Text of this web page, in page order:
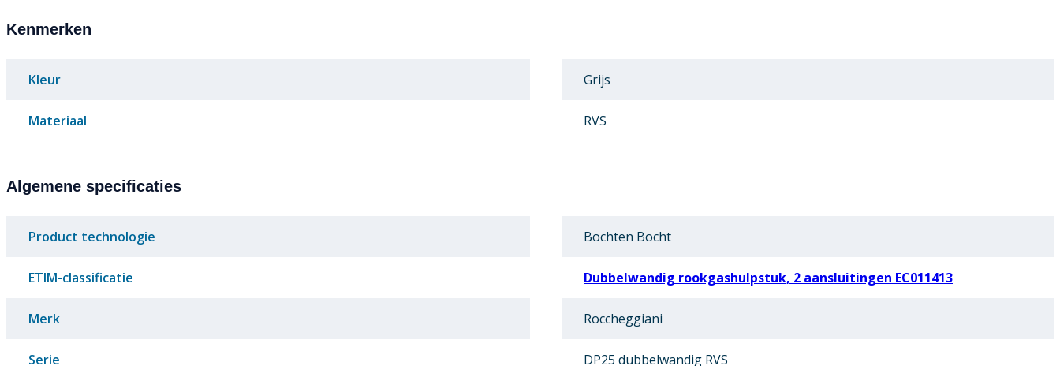
Kenmerken
Kleur Grijs
Materiaal RVS
Algemene specificaties
Product technologie Bochten Bocht
ETIM-classificatie Dubbelwandig rookgashulpstuk, 2 aansluitingen EC011413
Merk Roccheggiani
Serie DP25 dubbelwandig RVS